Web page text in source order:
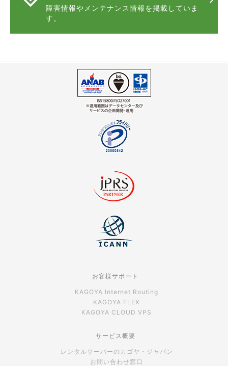
障害情報やメンテナンス情報を掲載していま
す。
お客様サポート
KAGOYA Internet Routing
KAGOYA FLEX
KAGOYA CLOUD VPS
サービス概要
レンタルサーバーのカゴヤ・ジャパン
お問い合わせ窓口